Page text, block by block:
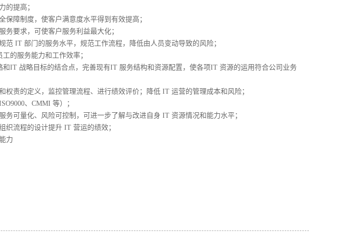
提高；
制度，使客户满意度水平得到有效提高；
求，可使客户服务利益最大化；
IT 部门的服务水平，规范工作流程，降低由人员变动导致的风险；
服务能力和工作效率；
战略目标的结合点，完善现有IT 服务结构和资源配置，使各项IT 资源的运用符合公司业务
的定义，监控管理流程、进行绩效评价；降低 IT 运营的管理成本和风险；
、CMMI 等）；
量化、风险可控制，可进一步了解与改进自身 IT 资源情况和能力水平；
流程的设计提升 IT 营运的绩效；
力